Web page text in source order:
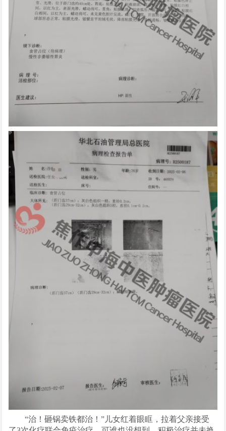
“治！砸锅卖铁都治！”儿女红着眼眶，拉着父亲接受